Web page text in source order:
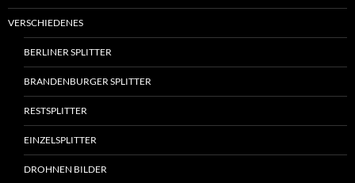
VERSCHIEDENES
BERLINER SPLITTER
BRANDENBURGER SPLITTER
RESTSPLITTER
EINZELSPLITTER
DROHNEN BILDER